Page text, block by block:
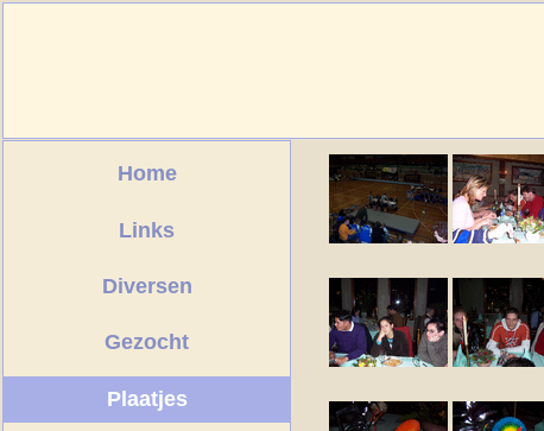
Home
Links
Diversen
Gezocht
Plaatjes